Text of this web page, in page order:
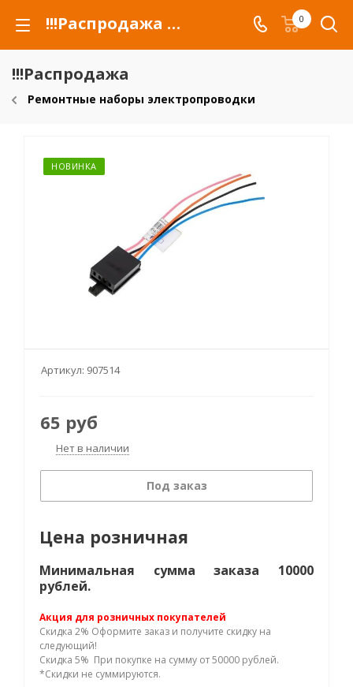
!!!Распродажа для автомобилей российских марок и сельхозтехники 0
!!!Распродажа
Ремонтные наборы электропроводки
НОВИНКА
Артикул: 907514
65 руб
Нет в наличии
Под заказ
Цена розничная
Минимальная сумма заказа 10000
рублей.
Акция для розничных покупателей
Скидка 2% Оформите заказ и получите скидку на
следующий!
Скидка 5% При покупке на сумму от 50000 рублей.
*Скидки не суммируются.